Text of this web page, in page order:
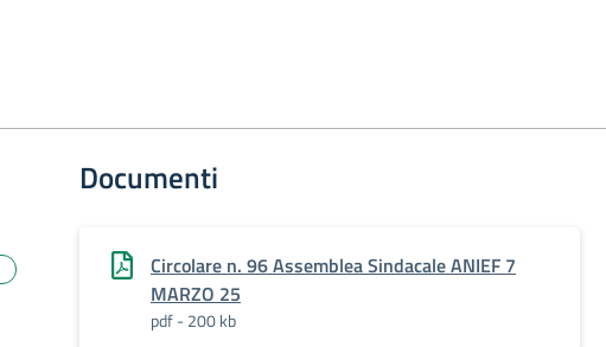
Documenti
Circolare n. 96 Assemblea Sindacale ANIEF 7
MARZO 25
pdf - 200 kb